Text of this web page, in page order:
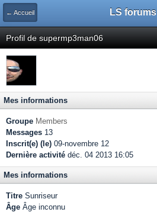
← Accueil LS forums
Profil de supermp3man06
Mes informations
Groupe Members
Messages 13
Inscrit(e) (le) 09-novembre 12
Dernière activité déc. 04 2013 16:05
Mes informations
Titre Sunriseur
Âge Âge inconnu